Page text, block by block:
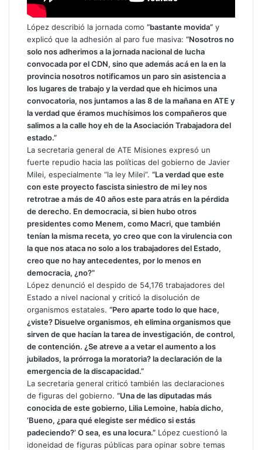
López describió la jornada como “bastante movida” y
explicó que la adhesión al paro fue masiva: “Nosotros no
solo nos adherimos a la jornada nacional de lucha
convocada por el CDN, sino que además acá en la en la
provincia nosotros notificamos un paro sin asistencia a
los lugares de trabajo y la verdad que eh hicimos una
convocatoria, nos juntamos a las 8 de la mañana en ATE y
la verdad que éramos muchísimos los compañeros que
salimos a la calle hoy eh de la Asociación Trabajadora del
estado.”
La secretaria general de ATE Misiones expresó un
fuerte repudio hacia las políticas del gobierno de Javier
Milei, especialmente “la ley Milei”. “La verdad que este
con este proyecto fascista siniestro de mi ley nos
retrotrae a más de 40 años este para atrás en la pérdida
de derecho. En democracia, si bien hubo otros
presidentes como Menem, como Macri, que también
tenían la misma receta, yo creo que con la virulencia con
la que nos ataca no solo a los trabajadores del Estado,
creo que no hay antecedentes, por lo menos en
democracia, ¿no?”
López denunció el despido de 54,176 trabajadores del
Estado a nivel nacional y criticó la disolución de
organismos estatales. “Pero aparte todo lo que hace,
¿viste? Disuelve organismos, eh elimina organismos que
sirven de que hacían la tarea de investigación, de control,
de contención. ¿Se atreve a a vetar el aumento a los
jubilados, la prórroga la moratoria? la declaración de la
emergencia de la discapacidad.”
La secretaria general criticó también las declaraciones
de figuras del gobierno. “Una de las diputadas más
conocida de este gobierno, Lilia Lemoine, había dicho,
‘Bueno, ¿para qué elegiste ser médico si estás
padeciendo?’ O sea, es una locura.” López cuestionó la
idoneidad de figuras públicas para opinar sobre temas